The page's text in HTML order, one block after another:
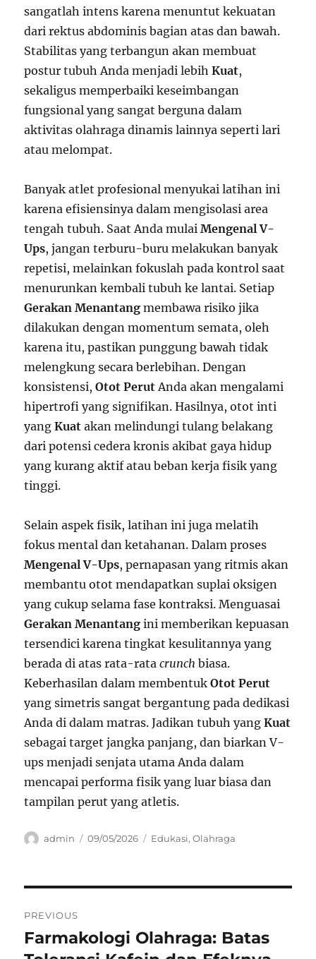
sangatlah intens karena menuntut kekuatan
dari rektus abdominis bagian atas dan bawah.
Stabilitas yang terbangun akan membuat
postur tubuh Anda menjadi lebihKuat,
sekaligus memperbaiki keseimbangan
fungsional yang sangat berguna dalam
aktivitas olahraga dinamis lainnya seperti lari
atau melompat.
Banyak atlet profesional menyukai latihan ini
karena efisiensinya dalam mengisolasi area
tengah tubuh. Saat Anda mulaiMengenal V-
Ups, jangan terburu-buru melakukan banyak
repetisi, melainkan fokuslah pada kontrol saat
menurunkan kembali tubuh ke lantai. Setiap
Gerakan Menantang membawa risiko jika
dilakukan dengan momentum semata, oleh
karena itu, pastikan punggung bawah tidak
melengkung secara berlebihan. Dengan
konsistensi,Otot PerutAnda akan mengalami
hipertrofi yang signifikan. Hasilnya, otot inti
yangKuat akan melindungi tulang belakang
dari potensi cedera kronis akibat gaya hidup
yang kurang aktif atau beban kerja fisik yang
tinggi.
Selain aspek fisik, latihan ini juga melatih
fokus mental dan ketahanan. Dalam proses
Mengenal V-Ups, pernapasan yang ritmis akan
membantu otot mendapatkan suplai oksigen
yang cukup selama fase kontraksi. Menguasai
Gerakan Menantang ini memberikan kepuasan
tersendici karena tingkat kesulitannya yang
berada di atas rata-ratacrunch biasa.
Keberhasilan dalam membentukOtot Perut
yang simetris sangat bergantung pada dedikasi
Anda di dalam matras. Jadikan tubuh yangKuat
sebagai target jangka panjang, dan biarkan V-
ups menjadi senjata utama Anda dalam
mencapai performa fisik yang luar biasa dan
tampilan perut yang atletis.
Author
admin
Posted
09/05/2026 Categories
Edukasi,Olahraga
pos
PREVIOUS
Previous
Farmakologi Olahraga: Batas